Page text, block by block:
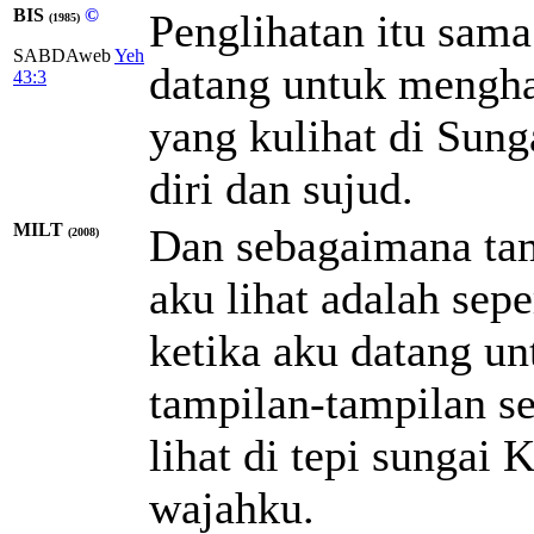
BIS (1985) ©
SABDAwebYeh
43:3
Penglihatan itu
datang untuk
yang kulihat di
diri dan sujud.
MILT (2008)
Dan sebagaimana
aku lihat adalah
ketika aku datang
tampilan-tampilan
lihat di tepi sungai
wajahku.